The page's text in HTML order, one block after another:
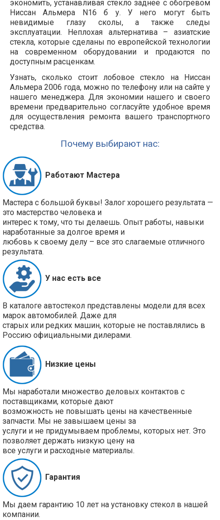
экономить, устанавливая стекло заднее с обогревом
Ниссан Альмера N16 б у. У него могут быть
невидимые глазу сколы, а также следы
эксплуатации. Неплохая альтернатива – азиатские
стекла, которые сделаны по европейской технологии
на современном оборудовании и продаются по
доступным расценкам.
Узнать, сколько стоит лобовое стекло на Ниссан
Альмера 2006 года, можно по телефону или на сайте у
нашего менеджера. Для экономии нашего и своего
времени предварительно согласуйте удобное время
для осуществления ремонта вашего транспортного
средства.
Почему выбирают нас:
Работают Мастера
Мастера с большой буквы! Залог хорошего результата —
это мастерство человека и
интерес к тому, что ты делаешь. Опыт работы, навыки
наработанные за долгое время и
любовь к своему делу – все это слагаемые отличного
результата.
У нас есть все
В каталоге автостекол представлены модели для всех
марок автомобилей. Даже для
старых или редких машин, которые не поставлялись в
Россию официальными дилерами.
Низкие цены
Мы наработали множество деловых контактов с
поставщиками, которые дают
возможность не повышать цены на качественные
запчасти. Мы не завышаем цены за
услуги и не придумываем проблемы, которых нет. Это
позволяет держать низкую цену на
все услуги и расходные материалы.
Гарантия
Мы даем гарантию 10 лет на установку стекол в нашей
компании.